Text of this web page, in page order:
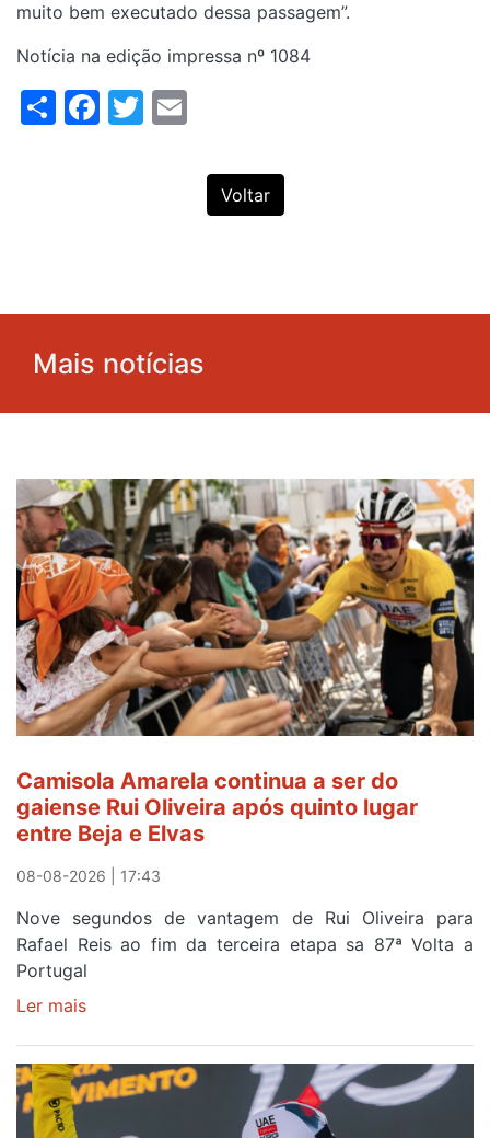
muito bem executado dessa passagem”.
Notícia na edição impressa nº 1084
ShareFacebook
Twitter
Voltar
Mais notícias
Camisola Amarela continua a ser do
gaiense Rui Oliveira após quinto lugar
entre Beja e Elvas
08-08-2026 | 17:43
Nove segundos de vantagem de Rui Oliveira para
Rafael Reis ao fim da terceira etapa sa 87ª Volta a
Portugal
Ler mais
continua
a